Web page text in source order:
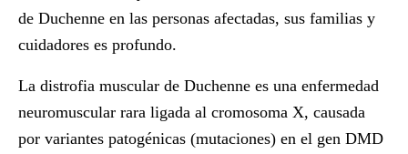
de Duchenne en las personas afectadas, sus familias y
cuidadores es profundo.
La distrofia muscular de Duchenne es una enfermedad
neuromuscular rara ligada al cromosoma X, causada
por variantes patogénicas (mutaciones) en el gen DMD